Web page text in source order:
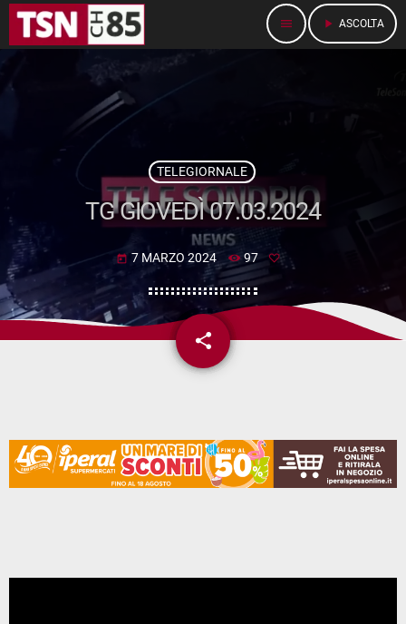
menu play_arrow ASCOLTA
TELEGIORNALE
TG GIOVEDÌ 07.03.2024
today 7 MARZO 2024 97
share
email